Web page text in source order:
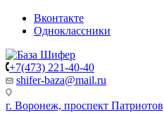
Вконтакте
Одноклассники
+7(473) 221-40-40
shifer-baza@mail.ru
г. Воронеж, проспект